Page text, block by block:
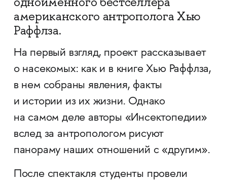
американского антрополога Хью
Раффлза.
На первый взгляд, проект рассказывает
о насекомых: как и в книге Хью Раффлза,
в нем собраны явления, факты
и истории из их жизни. Однако
на самом деле авторы «Инсектопедии»
вслед за антропологом рисуют
панораму наших отношений с «другим».
После спектакля студенты провели